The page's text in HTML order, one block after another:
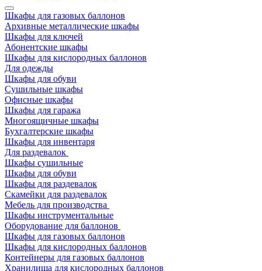
Шкафы для газовых баллонов
Архивные металлические шкафы
Шкафы для ключей
Абонентские шкафы
Шкафы для кислородных баллонов
Для одежды
Шкафы для обуви
Сушильные шкафы
Офисные шкафы
Шкафы для гаража
Многоящичные шкафы
Бухгалтерские шкафы
Шкафы для инвентаря
Для раздевалок
Шкафы сушильные
Шкафы для обуви
Шкафы для раздевалок
Скамейки для раздевалок
Мебель для производства
Шкафы инструментальные
Оборудование для баллонов
Шкафы для газовых баллонов
Шкафы для кислородных баллонов
Контейнеры для газовых баллонов
Хранилища для кислородных баллонов